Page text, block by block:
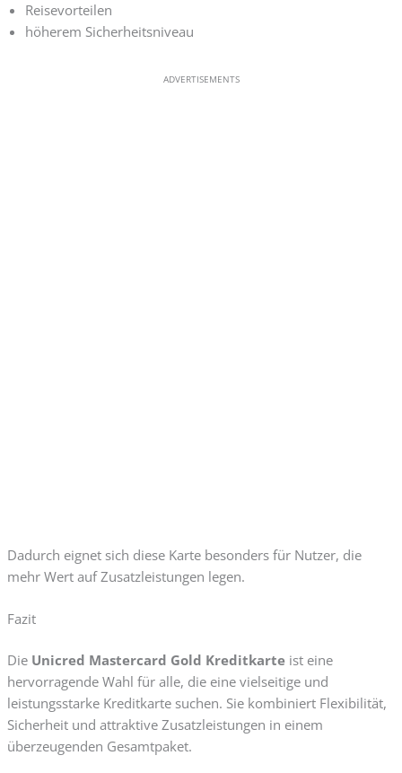
Reisevorteilen
höherem Sicherheitsniveau
ADVERTISEMENTS
Dadurch eignet sich diese Karte besonders für Nutzer, die
mehr Wert auf Zusatzleistungen legen.
Fazit
Die Unicred Mastercard Gold Kreditkarteist eine
hervorragende Wahl für alle, die eine vielseitige und
leistungsstarke Kreditkarte suchen. Sie kombiniert Flexibilität,
Sicherheit und attraktive Zusatzleistungen in einem
überzeugenden Gesamtpaket.